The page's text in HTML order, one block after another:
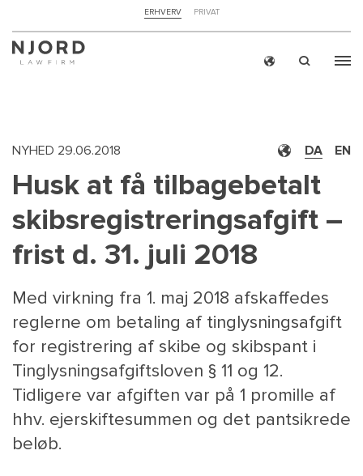
TOP
MENU
ERHVERV PRIVAT
DA EN
NYHED 29.06.2018
Husk at få tilbagebetalt
skibsregistreringsafgift –
frist d. 31. juli 2018
Med virkning fra 1. maj 2018 afskaffedes
reglerne om betaling af tinglysningsafgift
for registrering af skibe og skibspant i
Tinglysningsafgiftsloven § 11 og 12.
Tidligere var afgiften var på 1 promille af
hhv. ejerskiftesummen og det pantsikrede
beløb.